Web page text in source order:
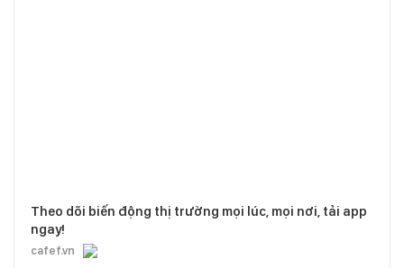
Theo dõi biến động thị trường mọi lúc, mọi nơi, tải app
ngay!
cafef.vn